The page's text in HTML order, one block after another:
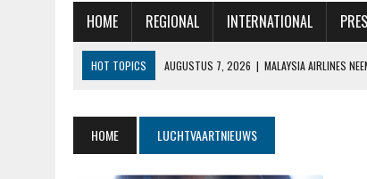
HOME REGIONAL INTERNATIONAL
HOT TOPICS AUGUSTUS 7, 2026 | MALAYSIA AIRLINES
AUGUSTUS 7, 2026 | NATIONAL AIRLINES VOERT LANGSTE
HOME LUCHTVAARTNIEUWS